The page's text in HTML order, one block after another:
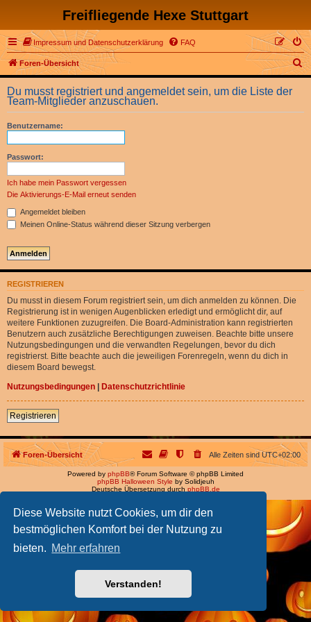
Diese Website nutzt Cookies, um dir den
bestmöglichen Komfort bei der Nutzung zu
bieten. Mehr erfahren
Verstanden!
Freifliegende Hexe Stuttgart
Impressum und Datenschutzerklärung FAQ
Foren-Übersicht
S
u
h
Du musst registriert und angemeldet sein, um die Liste der
Team-Mitglieder anzuschauen.
Benutzername:
Passwort:
Ich habe mein Passwort vergessen
Die Aktivierungs-E-Mail erneut senden
Angemeldet bleiben
Meinen Online-Status während dieser Sitzung verbergen
REGISTRIEREN
Du musst in diesem Forum registriert sein, um dich anmelden zu können. Die
Registrierung ist in wenigen Augenblicken erledigt und ermöglicht dir, auf
weitere Funktionen zuzugreifen. Die Board-Administration kann registrierten
Benutzern auch zusätzliche Berechtigungen zuweisen. Beachte bitte unsere
Nutzungsbedingungen und die verwandten Regelungen, bevor du dich
registrierst. Bitte beachte auch die jeweiligen Forenregeln, wenn du dich in
diesem Board bewegst.
Nutzungsbedingungen | Datenschutzrichtlinie
Registrieren
Foren-Übersicht Alle Zeiten sindUTC+02:00
Powered by phpBB® Forum Software © phpBB Limited
phpBB Halloween Style by Solidjeuh
Deutsche Übersetzung durch phpBB.de